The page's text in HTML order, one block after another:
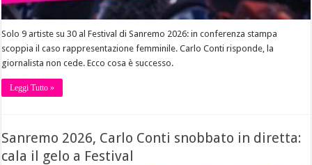
Solo 9 artiste su 30 al Festival di Sanremo 2026: in conferenza stampa
scoppia il caso rappresentazione femminile. Carlo Conti risponde, la
giornalista non cede. Ecco cosa è successo.
Leggi Tutto »
Sanremo 2026, Carlo Conti snobbato in diretta:
cala il gelo a Festival